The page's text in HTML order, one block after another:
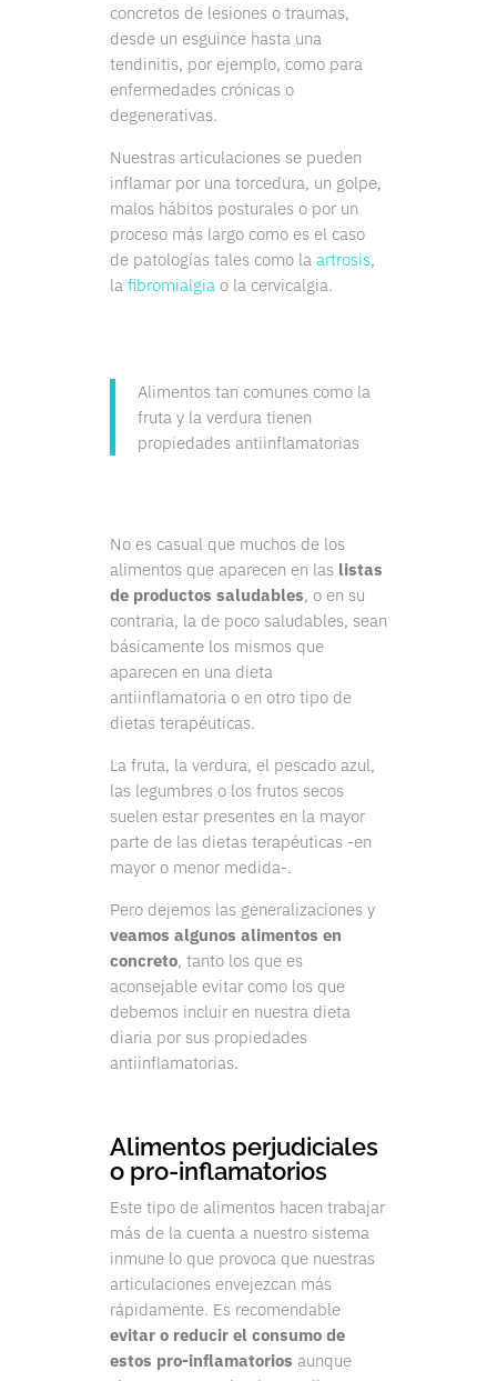
concretos de lesiones o traumas,
desde un esguince hasta una
tendinitis, por ejemplo, como para
enfermedades crónicas o
degenerativas.
Nuestras articulaciones se pueden
inflamar por una torcedura, un golpe,
malos hábitos posturales o por un
proceso más largo como es el caso
de patologías tales como la artrosis,
lafibromialgiao la cervicalgia.
Alimentos tan comunes como la
fruta y la verdura tienen
propiedades antiinflamatorias
No es casual que muchos de los
alimentos que aparecen en las listas
de productos saludables, o en su
contraria, la de poco saludables, sean
básicamente los mismos que
aparecen en una dieta
antiinflamatoria o en otro tipo de
dietas terapéuticas.
La fruta, la verdura, el pescado azul,
las legumbres o los frutos secos
suelen estar presentes en la mayor
parte de las dietas terapéuticas -en
mayor o menor medida-.
Pero dejemos las generalizaciones y
veamos algunos alimentos en
concreto, tanto los que es
aconsejable evitar como los que
debemos incluir en nuestra dieta
diaria por sus propiedades
antiinflamatorias.
Alimentos perjudiciales
o pro-inflamatorios
Este tipo de alimentos hacen trabajar
más de la cuenta a nuestro sistema
inmune lo que provoca que nuestras
articulaciones envejezcan más
rápidamente. Es recomendable
evitar o reducir el consumo de
estos pro-inflamatorios aunque